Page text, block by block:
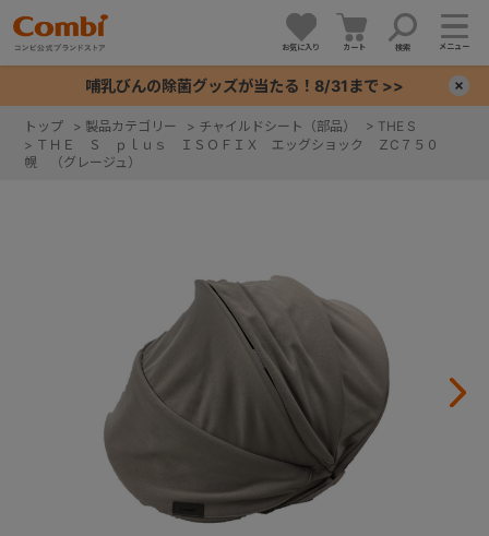
お気に入り カート 検索 メニュー
哺乳びんの除菌グッズが当たる！8/31まで >>
トップ > 製品カテゴリー > チャイルドシート（部品） > THE S
> ＴＨＥ Ｓ ｐｌｕｓ ＩＳＯＦＩＸ エッグショック ＺC７５０
幌 （グレージュ）